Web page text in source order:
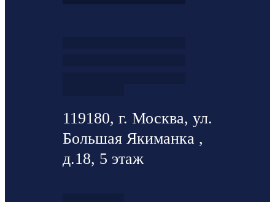
119180, г. Москва, ул.
Большая Якиманка ,
д.18, 5 этаж